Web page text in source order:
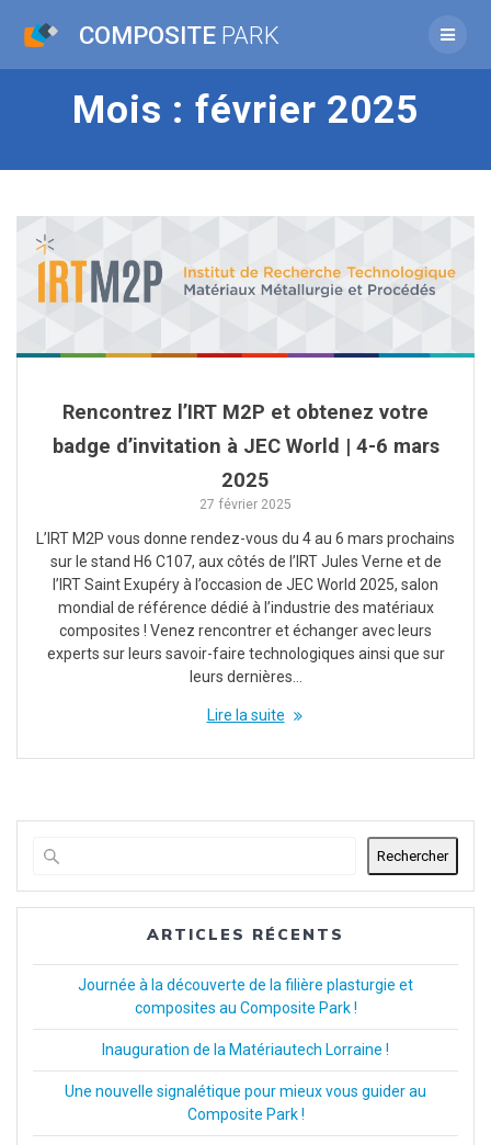
au
COMPOSITE PARK
Mois :février 2025
Rencontrez l’IRT M2P et obtenez votre
badge d’invitation à JEC World | 4-6 mars
2025
27 février 2025
L’IRT M2P vous donne rendez-vous du 4 au 6 mars prochains
sur le stand H6 C107, aux côtés de l’IRT Jules Verne et de
l’IRT Saint Exupéry à l’occasion de JEC World 2025, salon
mondial de référence dédié à l’industrie des matériaux
composites ! Venez rencontrer et échanger avec leurs
experts sur leurs savoir-faire technologiques ainsi que sur
leurs dernières…
Lire la suite
Rechercher
ARTICLES RÉCENTS
Journée à la découverte de la filière plasturgie et
composites au Composite Park !
Inauguration de la Matériautech Lorraine !
Une nouvelle signalétique pour mieux vous guider au
Composite Park !